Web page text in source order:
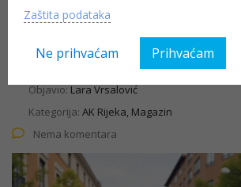
drugima
Objavio:Lara Vrsalović
Kategorija: AK Rijeka, Magazin
Nema komentara
Zaštita podataka
Ne prihvaćam Prihvaćam